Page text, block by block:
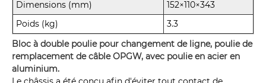
Dimensions (mm)
152×110×343
Poids (kg)
3.3
Bloc à double poulie pour changement de ligne, poulie de
remplacement de câble OPGW, avec poulie en acier en
aluminium.